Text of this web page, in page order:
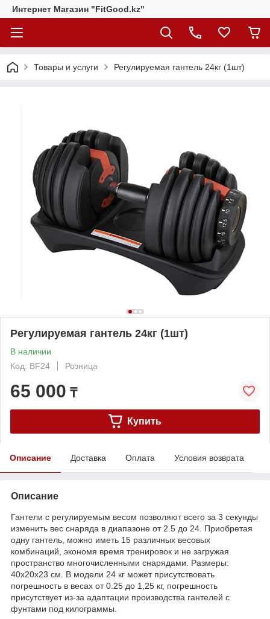
Интернет Магазин "FitGood.kz"
Товары и услуги Регулируемая гантель 24кг (1шт)
Регулируемая гантель 24кг (1шт)
В наличии
Код: BF24
Розница
65 000 ₸
Купить
Описание Доставка Оплата Условия возврата
Описание
Гантели с регулируемым весом позволяют всего за 3 секунды
изменить вес снаряда в диапазоне от 2.5 до 24. Приобретая
одну гантель, можно иметь 15 различных весовых
комбинаций, экономя время тренировок и не загружая
пространство многочисленными снарядами. Размеры:
40х20х23 см. В модели 24 кг может присутствовать
погрешность в весах от 0.25 до 1,25 кг, погрешность
присутствует из-за адаптации производства гантелей с
фунтами под килограммы.